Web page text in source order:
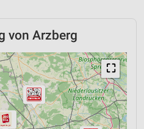
von Arzberg
⛶